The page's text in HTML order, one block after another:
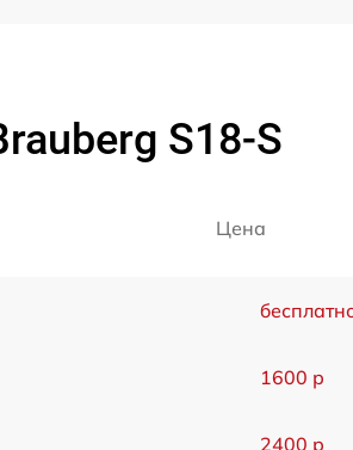
S18-S
Цена
1600 р
2400 р